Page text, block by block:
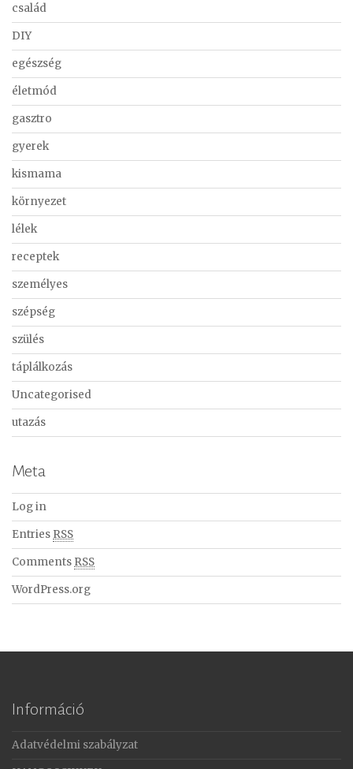
család
DIY
egészség
életmód
gasztro
gyerek
kismama
környezet
lélek
receptek
személyes
szépség
szülés
táplálkozás
Uncategorised
utazás
Meta
Log in
Entries RSS
Comments RSS
WordPress.org
Információ
Adatvédelmi szabályzat